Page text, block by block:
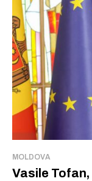
Rămâi
a
Rămâi
a
MOLDOVA
Vasile